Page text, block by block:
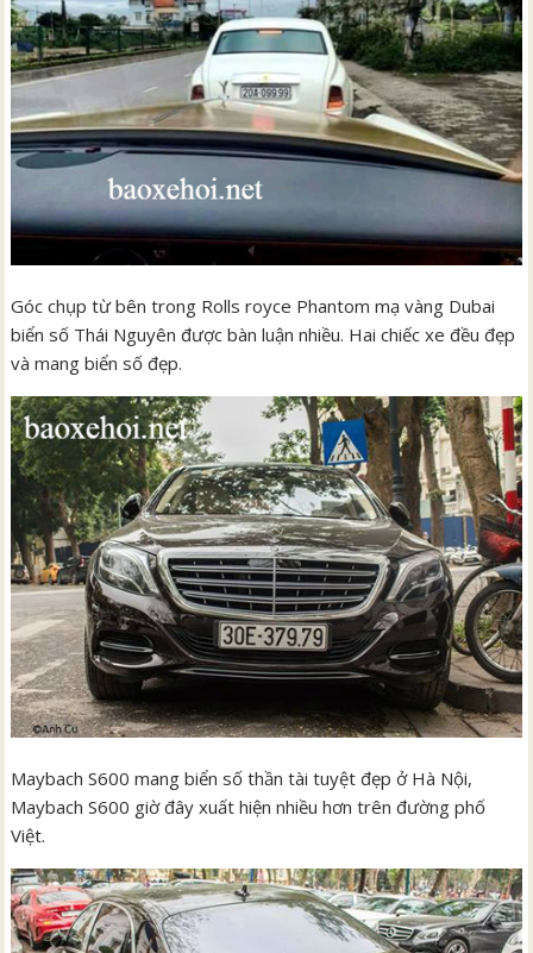
Góc chụp từ bên trong Rolls royce Phantom mạ vàng Dubai
biển số Thái Nguyên được bàn luận nhiều. Hai chiếc xe đều đẹp
và mang biển số đẹp.
Maybach S600 mang biển số thần tài tuyệt đẹp ở Hà Nội,
Maybach S600 giờ đây xuất hiện nhiều hơn trên đường phố
Việt.